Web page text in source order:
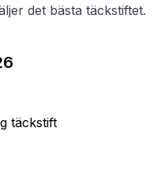
det bästa täckstiftet.
täckstift